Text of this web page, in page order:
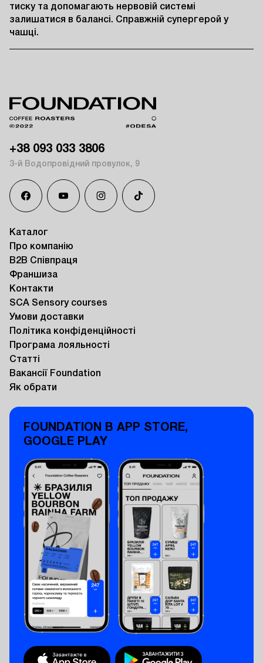
тиску та допомагають нервовій системі
залишатися в балансі. Справжній супергерой у
чашці.
+38 093 033 3806
3-й Водопровідний провулок, 9
Каталог
Про компанію
B2B Співпраця
Франшиза
Контакти
SCA Sensory courses
Умови доставки
Політика конфіденційності
Програма лояльності
Статті
Вакансії Foundation
Як обрати
FOUNDATION В APP STORE,
GOOGLE PLAY